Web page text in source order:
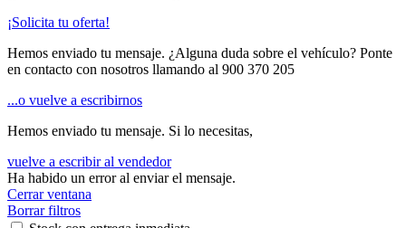
¡Solicita tu oferta!
Hemos enviado tu mensaje. ¿Alguna duda sobre el vehículo? Ponte
en contacto con nosotros llamando al 900 370 205
...o vuelve a escribirnos
Hemos enviado tu mensaje. Si lo necesitas,
vuelve a escribir al vendedor
Ha habido un error al enviar el mensaje.
Cerrar ventana
Borrar filtros